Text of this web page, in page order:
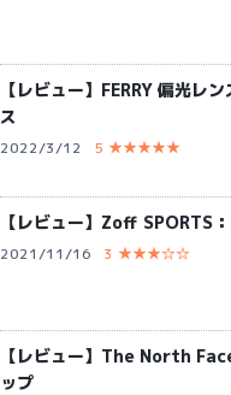
【レビュー】FERRY 偏光レ
ス
2022/3/12 5 ★★★★★
【レビュー】Zoff SPORTS
2021/11/16 3 ★★★☆☆
【レビュー】The North
ップ